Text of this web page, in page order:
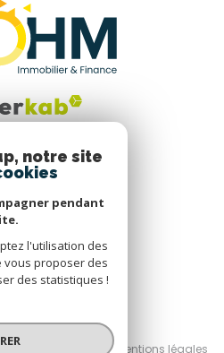
suivre
droits réservés
partenaires Mentions légales
notre site
pendant
l'utilisation des
vous proposer des
des statistiques !